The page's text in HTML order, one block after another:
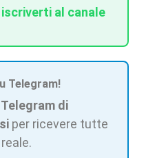
al canale
Telegram!
di
per ricevere tutte